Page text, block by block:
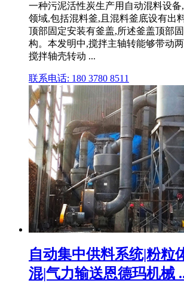
一种污泥活性炭生产用自动混料设
领域,包括混料釜,且混料釜底设有出
顶部固定安装有釜盖,所述釜盖顶部
构。本发明中,搅拌主轴转能够带动
搅拌轴壳转动 ...
联系电话: 180 3780 8511
自动集中供料系统|粉粒
混|气力输送恩德玛机械